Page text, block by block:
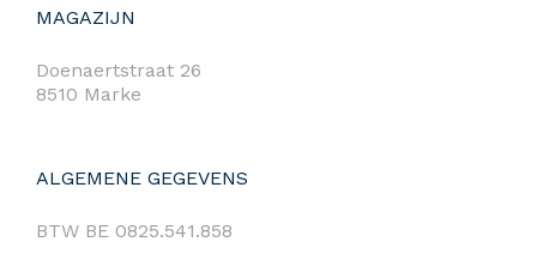
MAGAZIJN
Doenaertstraat 26
8510 Marke
ALGEMENE GEGEVENS
BTW BE 0825.541.858